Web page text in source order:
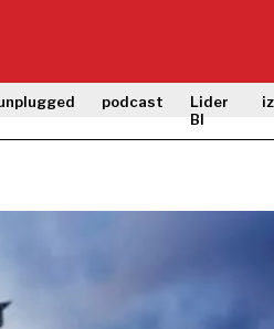
podcast
Lider
BI